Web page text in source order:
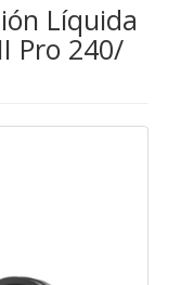
Líquida
Pro 240/